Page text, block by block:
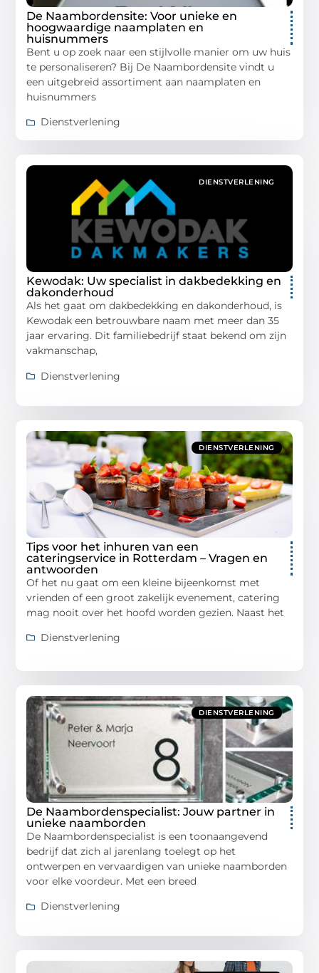
De Naambordensite: Voor unieke en
hoogwaardige naamplaten en
huisnummers
Bent u op zoek naar een stijlvolle manier om uw huis
te personaliseren? Bij De Naambordensite vindt u
een uitgebreid assortiment aan naamplaten en
huisnummers
Dienstverlening
DIENSTVERLENING
Kewodak: Uw specialist in dakbedekking en
dakonderhoud
Als het gaat om dakbedekking en dakonderhoud, is
Kewodak een betrouwbare naam met meer dan 35
jaar ervaring. Dit familiebedrijf staat bekend om zijn
vakmanschap,
Dienstverlening
DIENSTVERLENING
Tips voor het inhuren van een
cateringservice in Rotterdam – Vragen en
antwoorden
Of het nu gaat om een ​​kleine bijeenkomst met
vrienden of een groot zakelijk evenement, catering
mag nooit over het hoofd worden gezien. Naast het
Dienstverlening
DIENSTVERLENING
De Naambordenspecialist: Jouw partner in
unieke naamborden
De Naambordenspecialist is een toonaangevend
bedrijf dat zich al jarenlang toelegt op het
ontwerpen en vervaardigen van unieke naamborden
voor elke voordeur. Met een breed
Dienstverlening